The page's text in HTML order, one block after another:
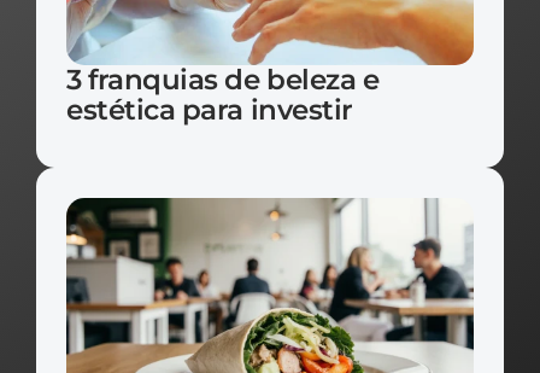
3 franquias de beleza e
estética para investir